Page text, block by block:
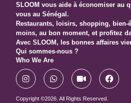
SLOOM vous aide à économiser au
vous au Sénégal.
Restaurants, loisirs, shopping,
moins, au bon moment, et profitez
Avec SLOOM, les bonnes affaires
Qui sommes-nous ?
Who We Are
Copyright ©2026. All Rights Reserved.